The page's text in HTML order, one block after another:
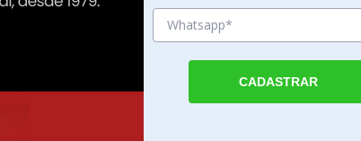
Aplique em Mdf Litoarte Ursinha Marinheira - APM8-
CADASTRAR